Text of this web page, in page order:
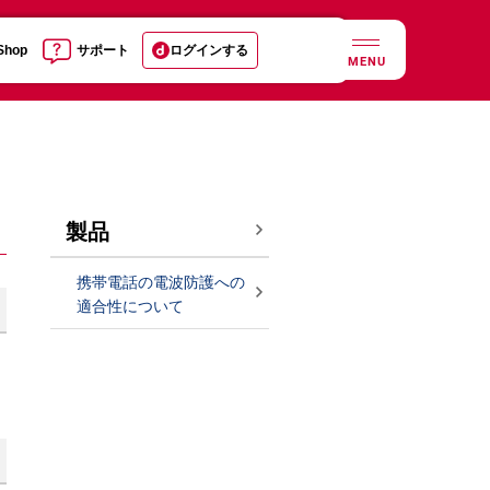
サポート ログインする
MENU
製品
携帯電話の電波防護への
適合性について